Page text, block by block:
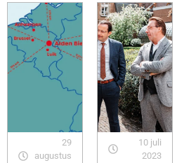
29
augustus
10 juli
2023